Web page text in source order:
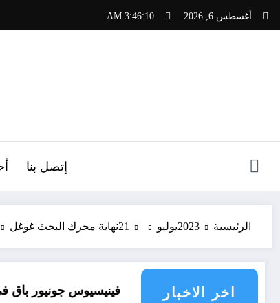
التجاوز
أغسطس 6, 2026 3:46:11 AM
إتصل بنا
الرئيسية 2023يوليو 21نهاية محرك البحث غوغل
اخر الاخبار
فينيسيوس جونيور باق في ريال مدريد